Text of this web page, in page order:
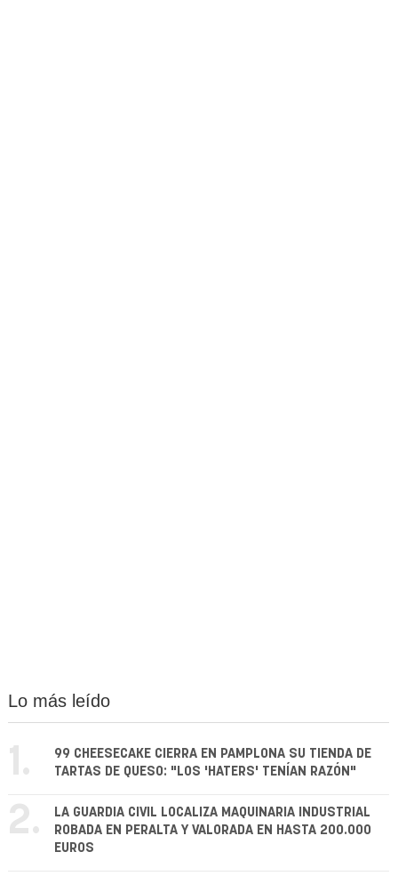
Lo más leído
1.
99 CHEESECAKE CIERRA EN PAMPLONA SU TIENDA DE
TARTAS DE QUESO: "LOS 'HATERS' TENÍAN RAZÓN"
2.
LA GUARDIA CIVIL LOCALIZA MAQUINARIA INDUSTRIAL
ROBADA EN PERALTA Y VALORADA EN HASTA 200.000
EUROS